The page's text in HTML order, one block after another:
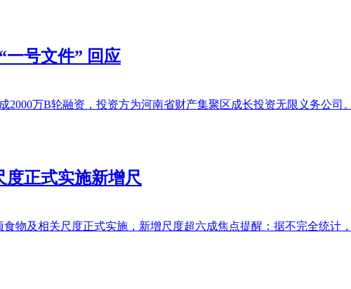
一号文件” 回应
2000万B轮融资，投资方为河南省财产集聚区成长投资无限义务公司
度正式实施新增尺
物及相关尺度正式实施，新增尺度超六成焦点提醒：据不完全统计